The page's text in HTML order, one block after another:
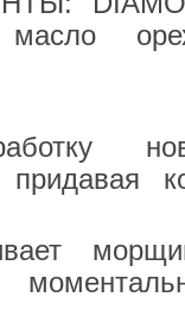
придавая